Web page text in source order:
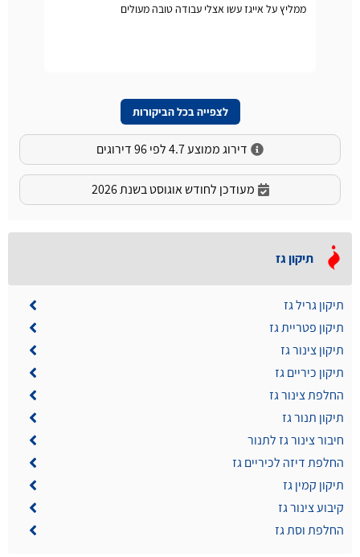
ממליץ על אייגז עשו אצלי עבודה טובה מעולים
לצפייה בכל הביקורות
דירוג ממוצע 4.7 לפי 96 דירוגים
מעודכן לחודש אוגוסט בשנת 2026
תיקון גז
תיקון גריל גז
תיקון פטריית גז
תיקון צינור גז
תיקון כיריים גז
החלפת צינור גז
תיקון תנור גז
חיבור צינור גז לתנור
החלפת דיזה לכיריים גז
תיקון קמין גז
קיבוע צינור גז
החלפת וסת גז